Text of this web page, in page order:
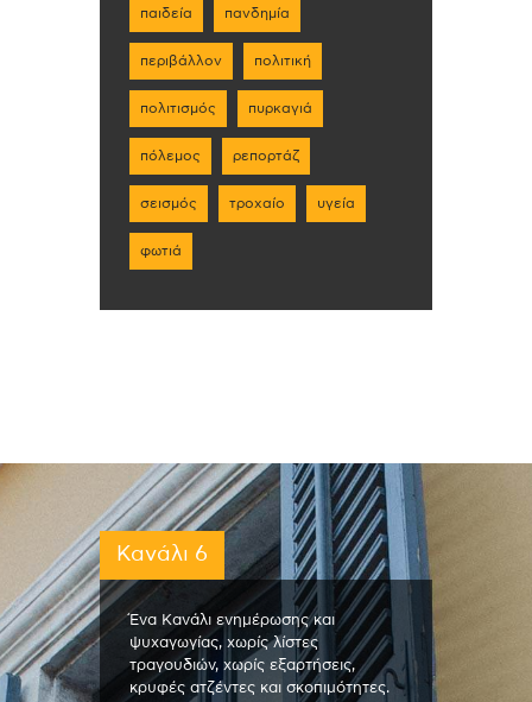
παιδεία πανδημία
περιβάλλον πολιτική
πολιτισμός πυρκαγιά
πόλεμος ρεπορτάζ
σεισμός τροχαίο υγεία
φωτιά
Κανάλι 6
Ένα Κανάλι ενημέρωσης και
ψυχαγωγίας, χωρίς λίστες
τραγουδιών, χωρίς εξαρτήσεις,
κρυφές ατζέντες και σκοπιμότητες.